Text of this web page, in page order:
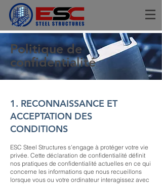
Politique de
confidentialité
1. RECONNAISSANCE ET
ACCEPTATION DES
CONDITIONS
ESC Steel Structures s'engage à protéger votre vie
privée. Cette déclaration de confidentialité définit
nos pratiques de confidentialité actuelles en ce qui
concerne les informations que nous recueillons
lorsque vous ou votre ordinateur interagissez avec